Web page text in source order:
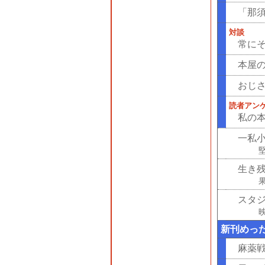
「那
対談
常に
本屋
おじ
読者アン
私の
一私
生き
スタ
新刊めっ
麻薬